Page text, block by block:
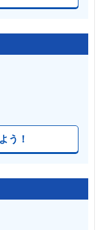
う！